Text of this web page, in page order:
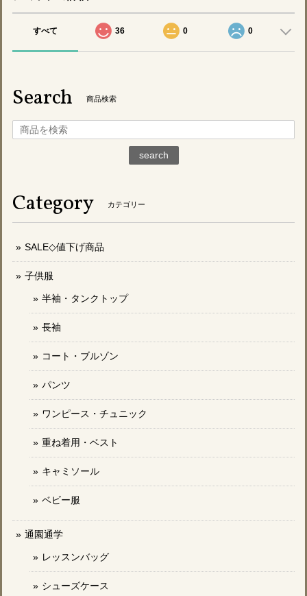
すべて 36 0 0
Search 商品検索
search
Category カテゴリー
SALE◇値下げ商品
子供服
半袖・タンクトップ
長袖
コート・ブルゾン
パンツ
ワンピース・チュニック
重ね着用・ベスト
キャミソール
ベビー服
通園通学
レッスンバッグ
シューズケース